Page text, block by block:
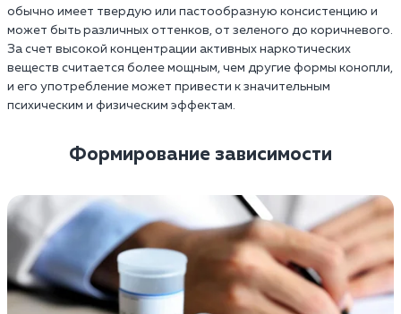
обычно имеет твердую или пастообразную консистенцию и
может быть различных оттенков, от зеленого до коричневого.
За счет высокой концентрации активных наркотических
веществ считается более мощным, чем другие формы конопли,
и его употребление может привести к значительным
психическим и физическим эффектам.
Формирование зависимости